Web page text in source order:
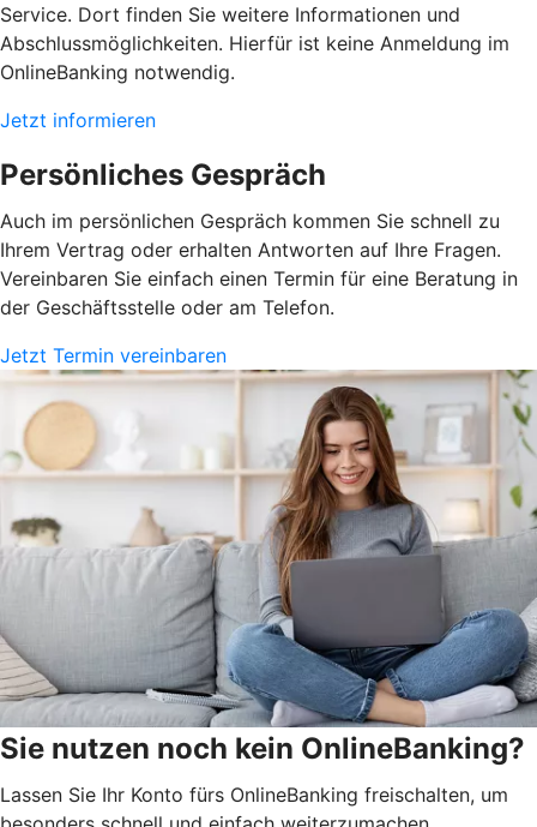
Service. Dort finden Sie weitere Informationen und
Abschlussmöglichkeiten. Hierfür ist keine Anmeldung im
OnlineBanking notwendig.
Jetzt informieren
Persönliches Gespräch
Auch im persönlichen Gespräch kommen Sie schnell zu
Ihrem Vertrag oder erhalten Antworten auf Ihre Fragen.
Vereinbaren Sie einfach einen Termin für eine Beratung in
der Geschäftsstelle oder am Telefon.
Jetzt Termin vereinbaren
Sie nutzen noch kein OnlineBanking?
Lassen Sie Ihr Konto fürs OnlineBanking freischalten, um